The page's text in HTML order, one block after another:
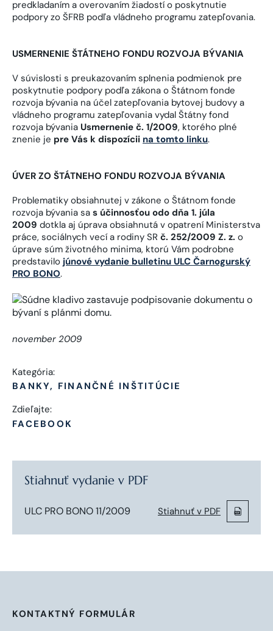
predkladaním a overovaním žiadostí o poskytnutie
podpory zo ŠFRB podľa vládneho programu zatepľovania.
USMERNENIE ŠTÁTNEHO FONDU ROZVOJA BÝVANIA
V súvislosti s preukazovaním splnenia podmienok pre
poskytnutie podpory podľa zákona o Štátnom fonde
rozvoja bývania na účel zatepľovania bytovej budovy a
vládneho programu zatepľovania vydal Štátny fond
rozvoja bývania Usmernenie č. 1/2009, ktorého plné
znenie je pre Vás k dispozícii na tomto linku.
ÚVER ZO ŠTÁTNEHO FONDU ROZVOJA BÝVANIA
Problematiky obsiahnutej v zákone o Štátnom fonde
rozvoja bývania sa s účinnosťou odo dňa 1. júla
2009 dotkla aj úprava obsiahnutá v opatrení Ministerstva
práce, sociálnych vecí a rodiny SR č. 252/2009 Z. z. o
úprave súm životného minima, ktorú Vám podrobne
predstavilo júnové vydanie bulletinu ULC Čarnogurský
PRO BONO.
november 2009
Kategória:
BANKY, FINANČNÉ INŠTITÚCIE
Zdieľajte:
FACEBOOK
Stiahnuť vydanie v PDF
ULC PRO BONO 11/2009 Stiahnuť v PDF
KONTAKTNÝ FORMULÁR